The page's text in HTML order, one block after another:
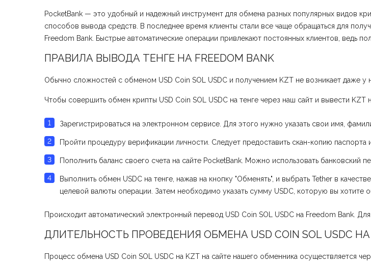
PocketBank — это удобный и надежный инструмент для обмена разных популярных видов
способов вывода средств. В последнее время клиенты стали все чаще обращаться для
Freedom Bank. Быстрые автоматические операции привлекают постоянных клиентов, ведь
ПРАВИЛА ВЫВОДА ТЕНГЕ НА FREEDOM BANK
Обычно сложностей с обменом USD Coin SOL USDC и получением KZT не возникает даже у
Чтобы совершить обмен крипты USD Coin SOL USDC на тенге через наш сайт и вывести
Зарегистрироваться на электронном сервисе. Для этого нужно указать свои имя,
Пройти процедуру верификации личности. Следует предоставить скан-копию паспорта
Пополнить баланс своего счета на сайте PocketBank. Можно использовать банковский
Выполнить обмен USDC на тенге, нажав на кнопку "Обменять", и выбрать Tether в
целевой валюты операции. Затем необходимо указать сумму USDC, которую вы хотите
Происходит автоматический электронный перевод USD Coin SOL USDC на Freedom Bank.
ДЛИТЕЛЬНОСТЬ ПРОВЕДЕНИЯ ОБМЕНА USD COIN SOL USDC
Процесс обмена USD Coin SOL USDC на KZT на сайте нашего обменника осуществляется